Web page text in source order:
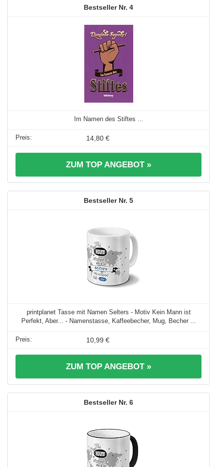
4
Im Namen des Stiftes ...
14,80 €
ZUM TOP ANGEBOT »
5
printplanet Tasse mit Namen Selters - Motiv Kein Mann ist
Perfekt, Aber... - Namenstasse, Kaffeebecher, Mug, Becher ...
10,99 €
ZUM TOP ANGEBOT »
6